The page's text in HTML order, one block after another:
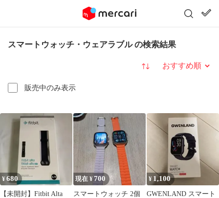
スマートウォッチ・ウェアラブル の検索結果
販売中のみ表示
並び替え
¥680
【未開封】Fitbit Alta
現在 ¥700
スマートウォッチ 2個
¥ 1,100
GWENLAND スマート